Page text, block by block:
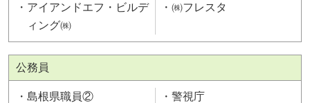
アイアンドエフ・ビルデ
ィング㈱
㈱フレスタ
公務員
島根県職員②
警視庁